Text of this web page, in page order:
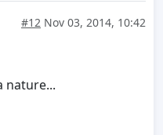
#12 Nov 03, 2014, 10:42
nature...